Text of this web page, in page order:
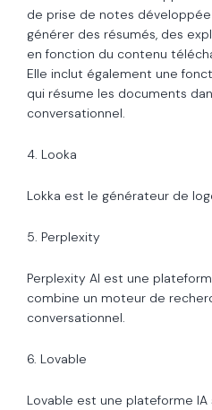
de prise de notes
générer des résumés, des
en fonction du contenu
Elle inclut également une
qui résume les documents
conversationnel.
4. Looka
Lokka est le générateur de
5. Perplexity
Perplexity AI est une
combine un moteur de
conversationnel.
6. Lovable
Lovable est une plateforme